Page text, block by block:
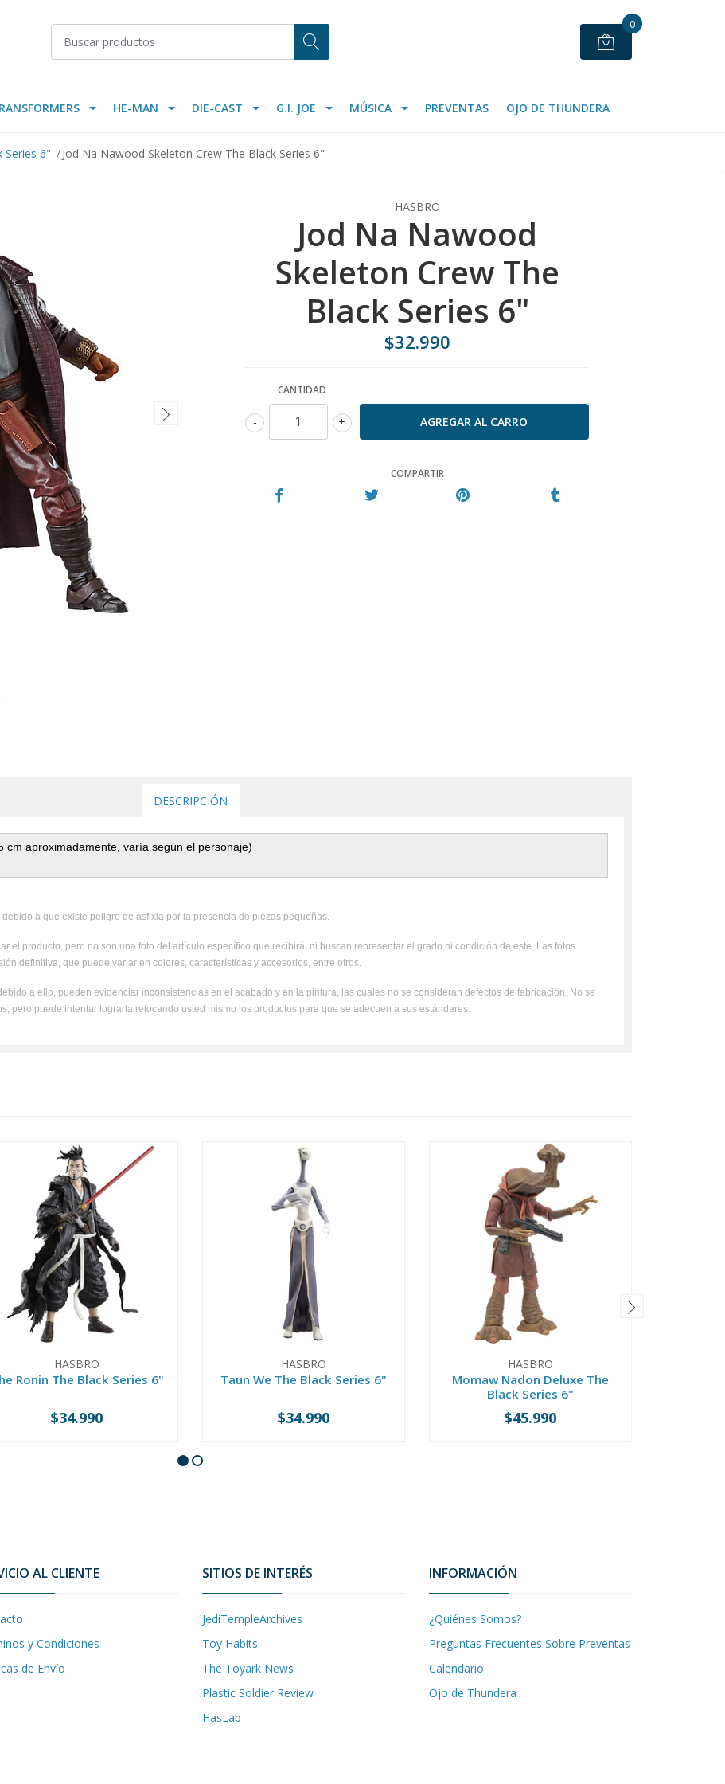
0
HE-MAN DIE-CAST G.I. JOE MÚSICA PREVENTAS OJO DE THUNDERA
Series 6" Jod Na Nawood Skeleton Crew The Black Series 6"
HASBRO
Jod Na Nawood
Skeleton Crew The
Black Series 6"
$32.990
CANTIDAD
+
-
COMPARTIR
DESCRIPCIÓN
cm aproximadamente, varía según el personaje)
a que existe peligro de asfixia por la presencia de piezas pequeñas.
el producto, pero no son una foto del artículo específico que recibirá, ni buscan representar el grado ni condición de este. Las fotos
definitiva, que puede variar en colores, características y accesorios, entre otros.
a ello, pueden evidenciar inconsistencias en el acabado y en la pintura, las cuales no se consideran defectos de fabricación. No se
pero puede intentar lograrla retocando usted mismo los productos para que se adecuen a sus estándares.
HASBRO
Ronin The Black Series 6"
+
$34.990
HASBRO
Taun We The Black Series 6"
+
$34.990
HASBRO
Momaw Nadon Deluxe The
Black Series 6"
+
$45.990
AL CLIENTE
y Condiciones
de Envío
SITIOS DE INTERÉS
JediTempleArchives
Toy Habits
The Toyark News
Plastic Soldier Review
HasLab
INFORMACIÓN
¿Quiénes Somos?
Preguntas Frecuentes Sobre Preventas
Calendario
Ojo de Thundera